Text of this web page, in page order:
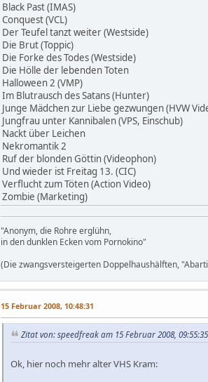
Black Past (IMAS)
Conquest (VCL)
Der Teufel tanzt weiter (Westside)
Die Brut (Toppic)
Die Forke des Todes (Westside)
Die Hölle der lebenden Toten
Halloween 2 (VMP)
Im Blutrausch des Satans (Hunter)
Junge Mädchen zur Liebe gezwungen (HVW
Jungfrau unter Kannibalen (VPS, Einschub)
Nackt über Leichen
Nekromantik 2
Ruf der blonden Göttin (Videophon)
Und wieder ist Freitag 13. (CIC)
Verflucht zum Töten (Action Video)
Zombie (Marketing)
"Anonym, die Rohre erglühn,
in den dunklen Ecken vom Pornokino"
(Die zwangsversteigerten Doppelhaushälften,
15 Februar 2008, 10:48:31
Zitat von: speedfreak am 15 Februar 2008, 09:55:35
Ok, hier noch mehr alter VHS Kram: